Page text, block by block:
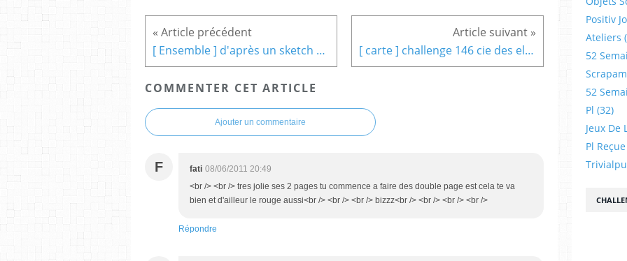
[ Ensemble ] d'après un sketch de la fée [ carte ] challenge 146 cie des elfes
COMMENTER CET ARTICLE
Ajouter un commentaire
F fati 08/06/2011 20:49
<br /> <br /> tres jolie ses 2 pages tu commence a faire des double page est cela te va
bien et d'ailleur le rouge aussi<br /> <br /> <br /> bizzz<br /> <br /> <br /> <br />
Répondre
Positiv
Ateliers
52
52
Pl (32)
Jeux De
Pl Reçue